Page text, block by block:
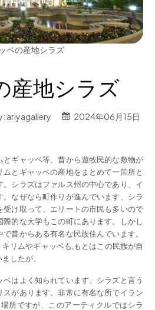
ベの産地シラズ
産地シラズ
ariyagallery
2024年06月15日
ギャッベ等、昔から遊牧民的な敷物が
とギャッベの産地をまとめて一箇所と
。シラズはファルス州の中心であり、イ
なぜなら町作りが進んでいます、シラ
受け取って、エリートの市民も多いので
的な大学もこの町にあります。しかし
昔からある有名な民族住んでいます。
キリムやギャッベも,もとはこの民族が自
したが、
はよく知られています。シラズと言う
があります。非常に有名な所でイラン
所ですが、このアーティクルではシラ